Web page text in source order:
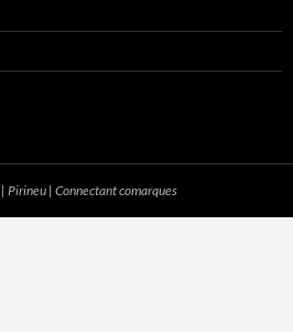
| Connectant comarques